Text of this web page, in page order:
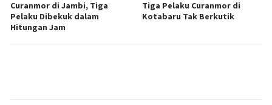
Curanmor di Jambi, Tiga
Pelaku Dibekuk dalam
Hitungan Jam
Tiga Pelaku Curanmor di
Kotabaru Tak Berkutik